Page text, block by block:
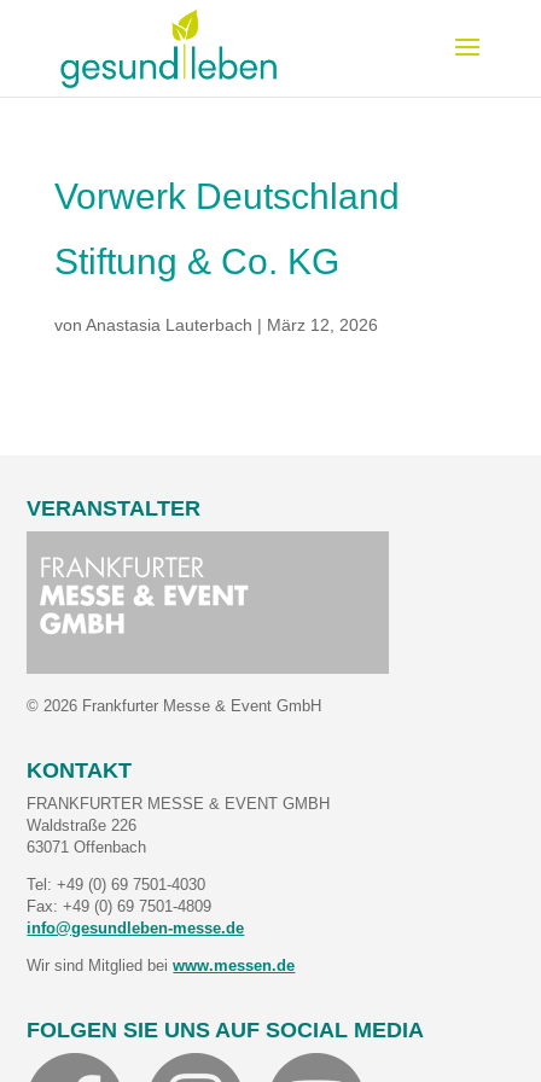
Vorwerk Deutschland
Stiftung & Co. KG
von Anastasia Lauterbach | März 12, 2026
VERANSTALTER
© 2026 Frankfurter Messe & Event GmbH
KONTAKT
FRANKFURTER MESSE & EVENT GMBH
Waldstraße 226
63071 Offenbach
Tel: +49 (0) 69 7501-4030
Fax: +49 (0) 69 7501-4809
info@gesundleben-messe.de
Wir sind Mitglied beiwww.messen.de
FOLGEN SIE UNS AUF SOCIAL MEDIA